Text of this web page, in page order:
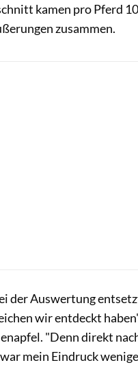
kamen pro Pferd
zusammen.
der Auswertung
wir entdeckt
"Denn direkt
mein Eindruck